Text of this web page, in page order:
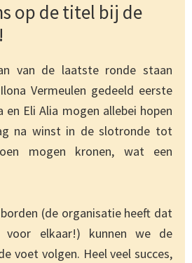
op de titel bij de
van de laatste ronde staan
Vermeulen gedeeld eerste
Eli Alia mogen allebei hopen
na winst in de slotronde tot
mogen kronen, wat een
(de organisatie heeft dat
voor elkaar!) kunnen we de
voet volgen. Heel veel succes,